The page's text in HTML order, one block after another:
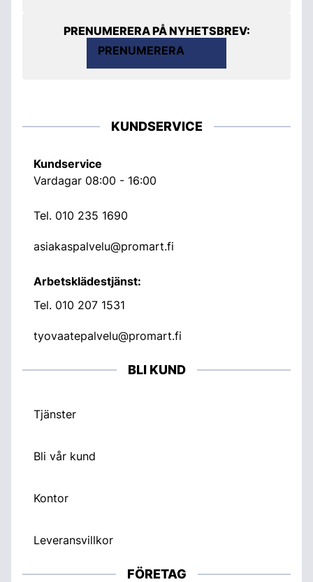
PRENUMERERA PÅ NYHETSBREV:
PRENUMERERA
KUNDSERVICE
Kundservice
Vardagar 08:00 - 16:00
Tel. 010 235 1690
asiakaspalvelu@promart.fi
Arbetsklädestjänst:
Tel. 010 207 1531
tyovaatepalvelu@promart.fi
BLI KUND
Tjänster
Bli vår kund
Kontor
Leveransvillkor
FÖRETAG